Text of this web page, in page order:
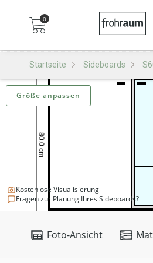
0
Startseite Sideboards
Foto-Ansicht
Kostenlose Visualisierung
Fragen zur Planung Ihres Sideboards?
Größe anpassen